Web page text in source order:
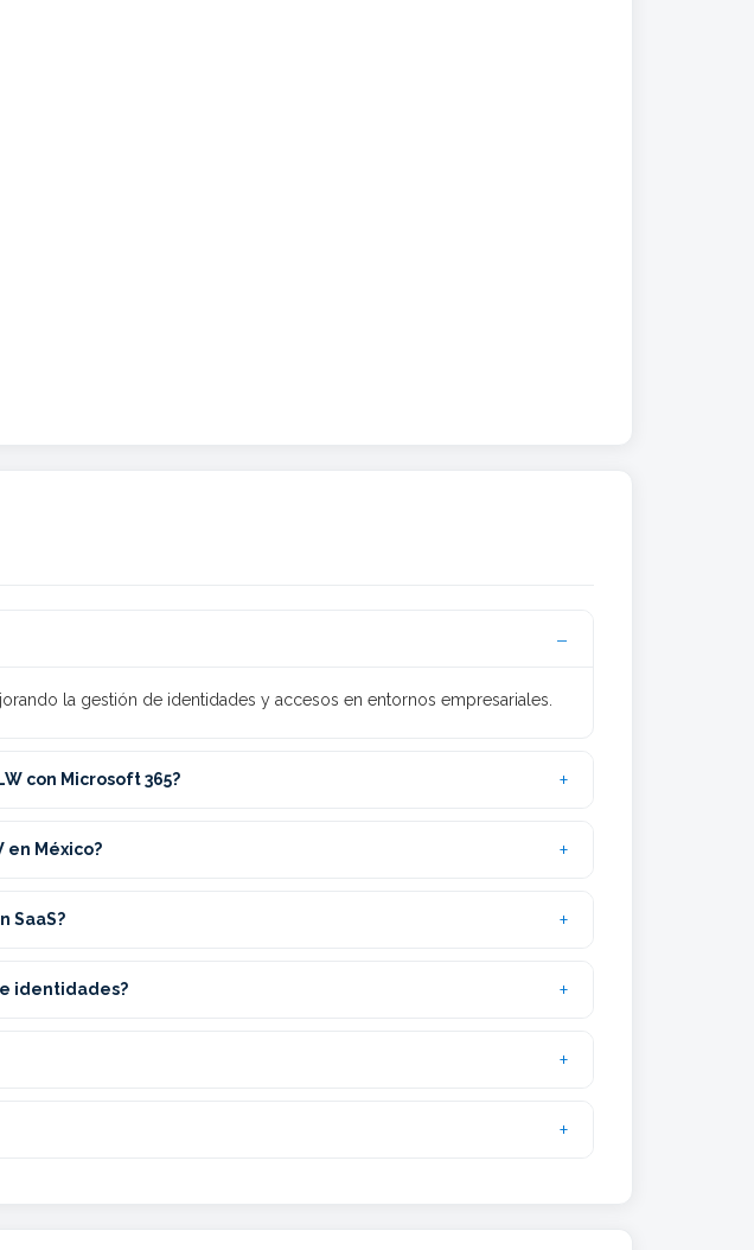
la gestión de identidades y accesos en entornos empresariales.
con Microsoft 365?
en México?
SaaS?
identidades?